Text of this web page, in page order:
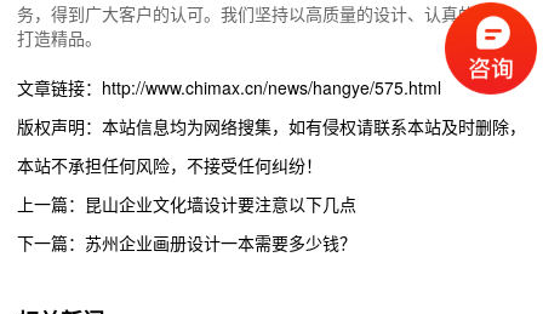
务，得到广大客户的认可。我们坚持以高质量的设计、认真的态度，
打造精品。
文章链接：http://www.chimax.cn/news/hangye/575.html
版权声明：本站信息均为网络搜集，如有侵权请联系本站及时删除，
本站不承担任何风险，不接受任何纠纷！
上一篇：昆山企业文化墙设计要注意以下几点
下一篇：苏州企业画册设计一本需要多少钱？